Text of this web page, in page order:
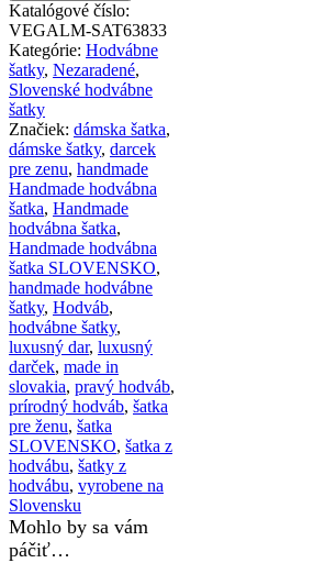
Katalógové číslo:
VEGALM-SAT63833
Kategórie: Hodvábne
šatky, Nezaradené,
Slovenské hodvábne
šatky
Značiek: dámska šatka,
dámske šatky, darcek
pre zenu, handmade
Handmade hodvábna
šatka, Handmade
hodvábna šatka,
Handmade hodvábna
šatka SLOVENSKO,
handmade hodvábne
šatky, Hodváb,
hodvábne šatky,
luxusný dar, luxusný
darček, made in
slovakia, pravý hodváb,
prírodný hodváb, šatka
pre ženu, šatka
SLOVENSKO, šatka z
hodvábu, šatky z
hodvábu, vyrobene na
Slovensku
Mohlo by sa vám
páčiť…